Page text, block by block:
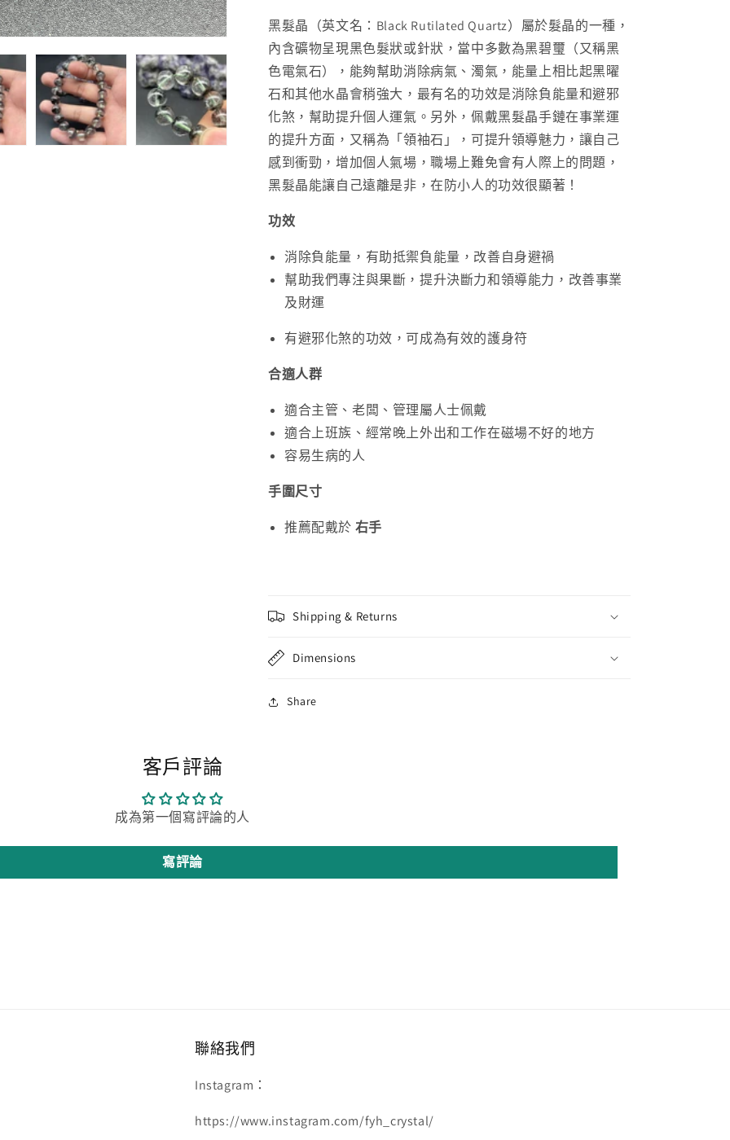
靈
共
生
手
串
9.4mm
數
量
減
少
靈
共
生
手
串
9.4mm
數
量
增
黑髮晶 （英文名：Black Rutilated Quartz）屬於髮晶的一種，
內含礦物呈現黑色髮狀或針狀，當中多數為黑碧璽（又稱黑
色電氣石），能夠幫助消除病氣、濁氣，能量上相比起黑曜
石和其他水晶會稍強大，最有名的功效是消除負能量和避邪
化煞，幫助提升個人運氣。另外，佩戴黑髮晶手鏈在事業運
的提升方面，又稱為「領袖石」，可提升領導魅力，讓自己
感到衝勁，增加個人氣場，職場上難免會有人際上的問題，
黑髮晶能讓自己遠離是非，在防小人的功效很顯著！
功效
消除負能量 ，有助抵禦負能量，改善自身避禍
幫助我們專注與果斷，提升決斷力和領導能力，改善事業
及財運
有避邪化煞的功效，可成為有效的護身符
合適人群
適合主管、老闆、管理屬人士佩戴
適合上班族、經常晚上外出和工作在磁場不好的地方
容易生病的人
手圍尺寸
推薦配戴於 右手
Shipping & Returns
Dimensions
Share
客戶評論
成為第一個寫評論的人
寫評論
聯絡我們
Instagram：
https://www.instagram.com/fyh_crystal/